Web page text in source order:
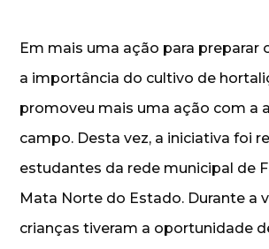
Em mais uma ação para preparar
a importância do cultivo de
promoveu mais uma ação com a
campo. Desta vez, a iniciativa foi
estudantes da rede municipal de
Mata Norte do Estado. Durante a
crianças tiveram a oportunidade